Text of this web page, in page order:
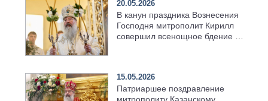
20.05.2026
В канун праздника Вознесения
Господня митрополит Кирилл
совершил всенощное бдение в
15.05.2026
Патриаршее поздравление